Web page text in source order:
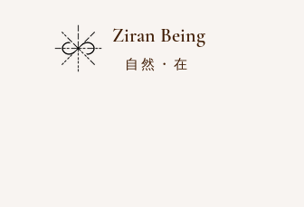
Ziran Being
自然・在